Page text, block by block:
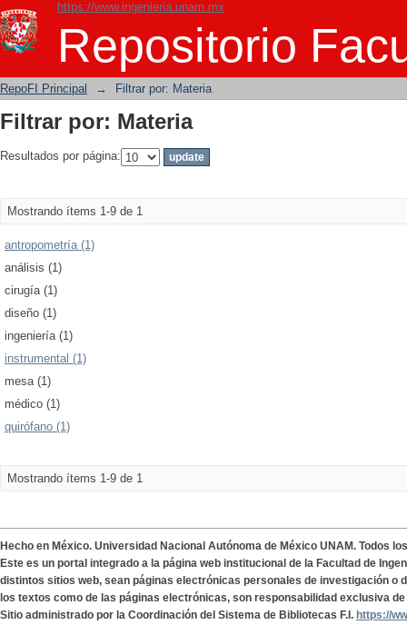
https://www.ingenieria.unam.mx
Repositorio
Filtrar por: Materia
RepoFI Principal → Filtrar por: Materia
Filtrar por: Materia
Resultados por página:
Mostrando ítems 1-9 de 1
antropometría (1)
análisis (1)
cirugía (1)
diseño (1)
ingeniería (1)
instrumental (1)
mesa (1)
médico (1)
quirófano (1)
Mostrando ítems 1-9 de 1
Hecho en México. Universidad Nacional Autónoma de México UNAM. Todos
Este es un portal integrado a la página web institucional de la Facultad de
distintos sitios web, sean páginas electrónicas personales de investigación o
los textos como de las páginas electrónicas, son responsabilidad exclusiva
Sitio administrado por la Coordinación del Sistema de Bibliotecas F.I. https://